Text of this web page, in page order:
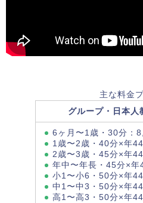
主な料金
グループ・日本人
6ヶ月〜1歳・30分：
1歳〜2歳・40分×年
2歳〜3歳・45分×年
年中〜年長・45分×
小1〜小6・50分×年
中1〜中3・50分×年
高1〜高3・50分×年